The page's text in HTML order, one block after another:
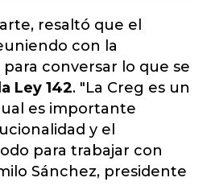
resaltó que el
con la
conversar lo que se
la Ley 142. "La Creg es un
es importante
y el
para trabajar con
Sánchez, presidente